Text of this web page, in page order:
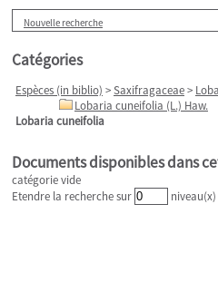
Nouvelle recherche
Catégories
Espèces (in biblio) >Saxifragaceae>
Lobaria cuneifolia (L.) Haw.
Lobaria cuneifolia
Documents disponibles dans
catégorie vide
Etendre la recherche sur